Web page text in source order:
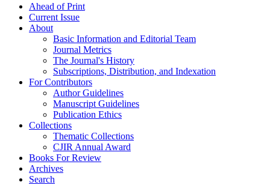
Ahead of Print
Current Issue
About
Basic Information and Editorial Team
Journal Metrics
The Journal's History
Subscriptions, Distribution, and Indexation
For Contributors
Author Guidelines
Manuscript Guidelines
Publication Ethics
Collections
Thematic Collections
CJIR Annual Award
Books For Review
Archives
Search